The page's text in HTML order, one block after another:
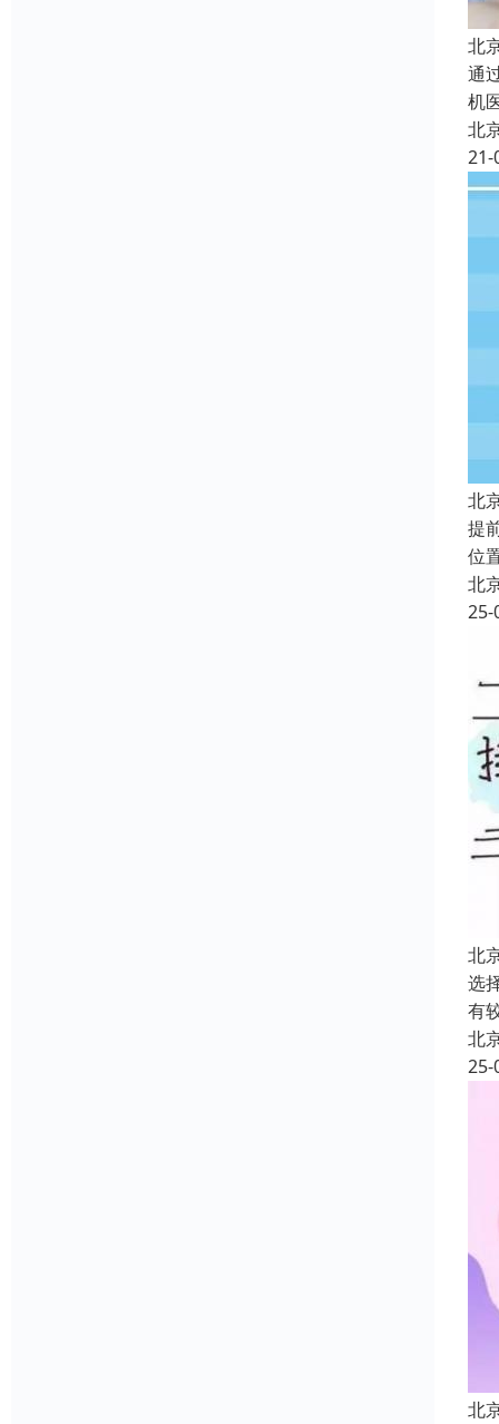
北
通
机
北
21-
北
提
位
北
25-
北
选
有
北
25-
北